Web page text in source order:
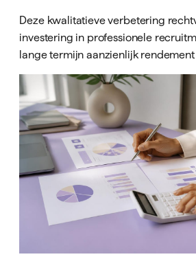
Deze kwalitatieve verbetering
investering in professionele
lange termijn aanzienlijk rendement